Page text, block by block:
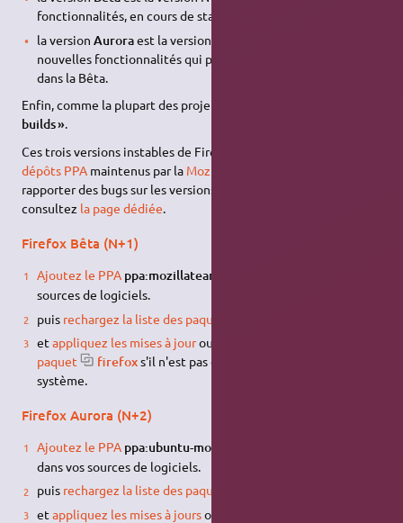
fonctionnalités, en cours de stabilisation ;
la version Auroraest la version N+2, avec le test des
nouvelles fonctionnalités qui pourraient être conservées
dans la Bêta.
Enfin, comme la plupart des projets, Firefox dispose de
builds ».
Ces trois versions instables de Firefox sont proposées dans des
dépôts PPA maintenus par la Mozilla Team
rapporter des bugs sur les versions de développement,
consultez la page dédiée.
Firefox Bêta (N+1)
Ajoutez le PPA ppa:mozillateam/firefox-next
sources de logiciels.
puis rechargez la liste des paquets
et appliquez les mises à jourou le cas échéant,
paquet
firefoxs'il n'est pas déjà présent sur votre
système.
Firefox Aurora (N+2)
Ajoutez le PPA ppa:ubuntu-mozilla-daily/firefox-aurora
dans vos sources de logiciels.
puis rechargez la liste des paquets
et appliquez les mises à joursou le cas échéant,